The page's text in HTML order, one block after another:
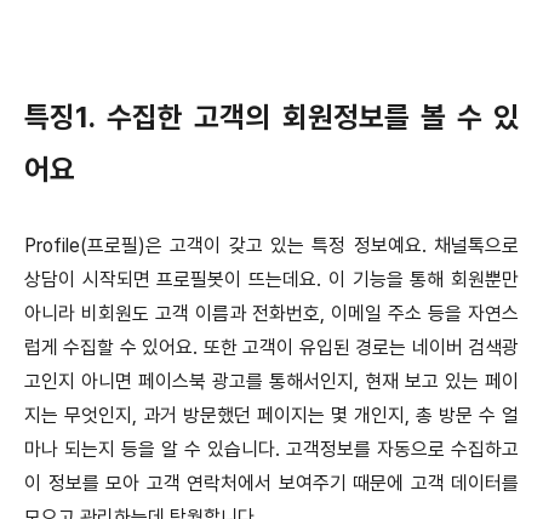
특징1. 수집한 고객의 회원정보를 볼 수 있
어요
Profile(프로필)은 고객이 갖고 있는 특정 정보예요. 채널톡으로
상담이 시작되면 프로필봇이 뜨는데요. 이 기능을 통해 회원뿐만
아니라 비회원도 고객 이름과 전화번호, 이메일 주소 등을 자연스
럽게 수집할 수 있어요. 또한 고객이 유입된 경로는 네이버 검색광
고인지 아니면 페이스북 광고를 통해서인지, 현재 보고 있는 페이
지는 무엇인지, 과거 방문했던 페이지는 몇 개인지, 총 방문 수 얼
마나 되는지 등을 알 수 있습니다. 고객정보를 자동으로 수집하고
이 정보를 모아 고객 연락처에서 보여주기 때문에 고객 데이터를